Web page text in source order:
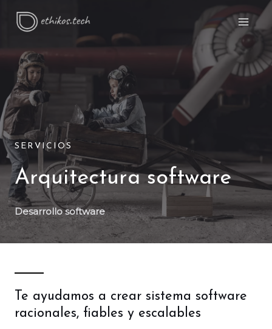
SERVICIOS
Arquitectura software
Desarrollo software
Te ayudamos a crear sistema software
racionales, fiables y escalables